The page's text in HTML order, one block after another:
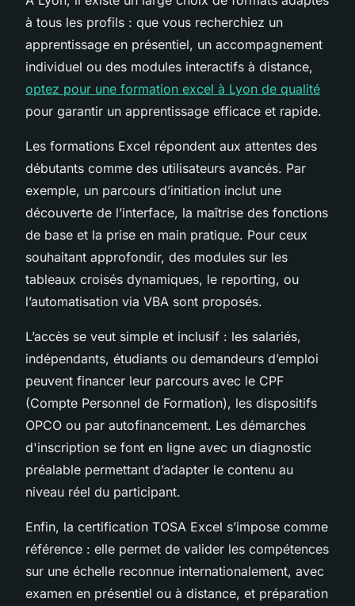
à tous les profils : que vous recherchiez un
apprentissage en présentiel, un accompagnement
individuel ou des modules interactifs à distance,
optez pour une formation excel à Lyon de qualité
pour garantir un apprentissage efficace et rapide.
Les formations Excel répondent aux attentes des
débutants comme des utilisateurs avancés. Par
exemple, un parcours d’initiation inclut une
découverte de l’interface, la maîtrise des fonctions
de base et la prise en main pratique. Pour ceux
souhaitant approfondir, des modules sur les
tableaux croisés dynamiques, le reporting, ou
l’automatisation via VBA sont proposés.
L’accès se veut simple et inclusif : les salariés,
indépendants, étudiants ou demandeurs d’emploi
peuvent financer leur parcours avec le CPF
(Compte Personnel de Formation), les dispositifs
OPCO ou par autofinancement. Les démarches
d'inscription se font en ligne avec un diagnostic
préalable permettant d’adapter le contenu au
niveau réel du participant.
Enfin, la certification TOSA Excel s’impose comme
référence : elle permet de valider les compétences
sur une échelle reconnue internationalement, avec
examen en présentiel ou à distance, et préparation